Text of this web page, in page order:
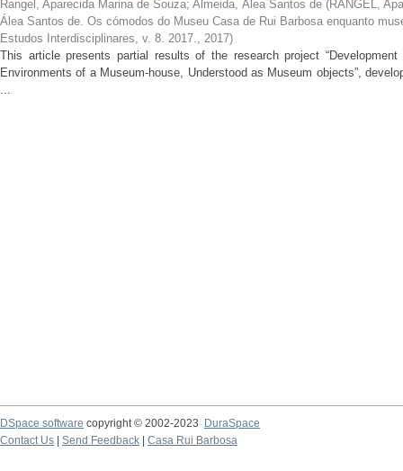
Rangel, Aparecida Marina de Souza; Almeida, Álea Santos de (RANGEL,
Álea Santos de. Os cómodos do Museu Casa de Rui Barbosa enquanto
Estudos Interdisciplinares, v. 8. 2017., 2017)
This article presents partial results of the research project
Environments of a Museum-house, Understood as Museum objects”,
...
DSpace software copyright © 2002-2023
DuraSpace
Contact Us
Send Feedback Casa Rui Barbosa